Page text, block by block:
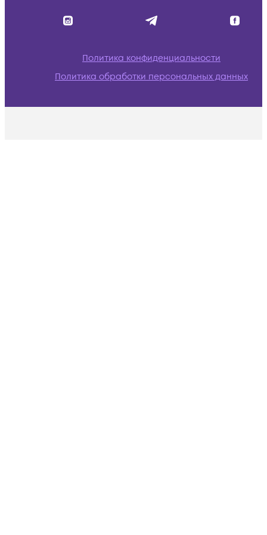
Политика конфиденциальности
Политика обработки персональных данных